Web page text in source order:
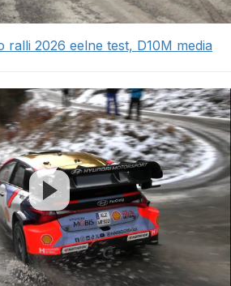
ralli 2026 eelne test, D10M media